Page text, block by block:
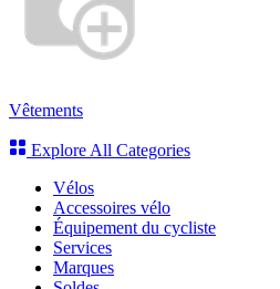
Vêtements
Explore All Categories
Vélos
Accessoires vélo
Équipement du cycliste
Services
Marques